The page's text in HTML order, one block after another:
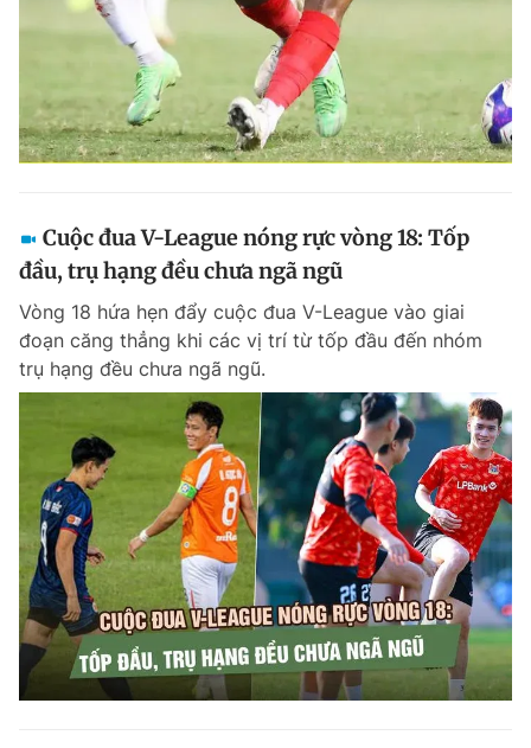
Cuộc đua V-League nóng rực vòng 18: Tốp
đầu, trụ hạng đều chưa ngã ngũ
Vòng 18 hứa hẹn đẩy cuộc đua V-League vào giai
đoạn căng thẳng khi các vị trí từ tốp đầu đến nhóm
trụ hạng đều chưa ngã ngũ.